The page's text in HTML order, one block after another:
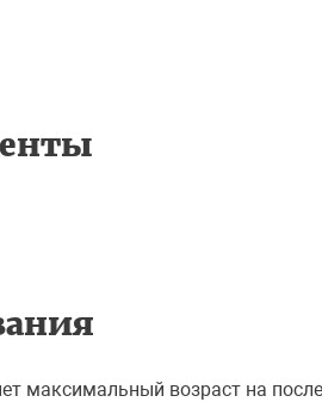
максимальный возраст на